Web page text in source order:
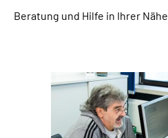
Beratung & Kontakt
Über uns & Presse
Online-Services
Beratung und Hilfe in Ihrer Nähe